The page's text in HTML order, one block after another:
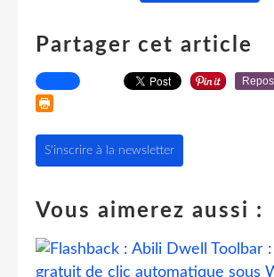
Partager cet article
S'inscrire à la newsletter
Vous aimerez aussi :